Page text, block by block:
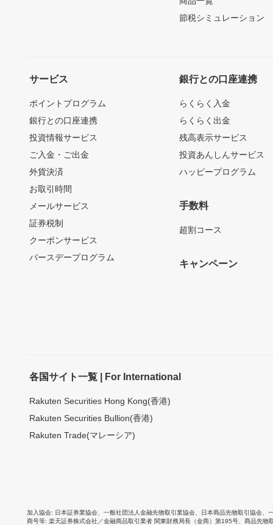
節税シミュレーション
サービス
ポイントプログラム
銀行との口座連携
投資情報サービス
ご入金・ご出金
外貨決済
お取引時間
メールサービス
証券税制
クーポンサービス
バースデープログラム
銀行との口座連携
らくらく入金
らくらく出金
残高表示サービス
投資あんしんサービス
ハッピープログラム
手数料
超割コース
キャンペーン
各国サイト一覧 | For International
Rakuten Securities Hong Kong(香港)
Rakuten Securities Bullion(香港)
Rakuten Trade(マレーシア)
加入協会 日本証券業協会 一般社団法人金融先物取引業協会 日本商品先物取引協会
商号等 楽天証券株式会社／金融商品取引業者 関東財務局長（金商）第195号、商品先物